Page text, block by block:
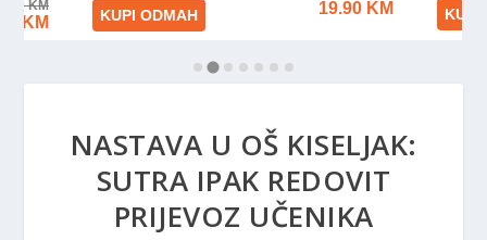
NASTAVA U OŠ KISELJAK:
SUTRA IPAK REDOVIT
PRIJEVOZ UČENIKA